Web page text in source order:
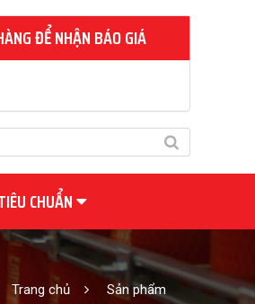
ĐỂ NHẬN BÁO GIÁ
CHUẨN
Trang chủ Sản phẩm